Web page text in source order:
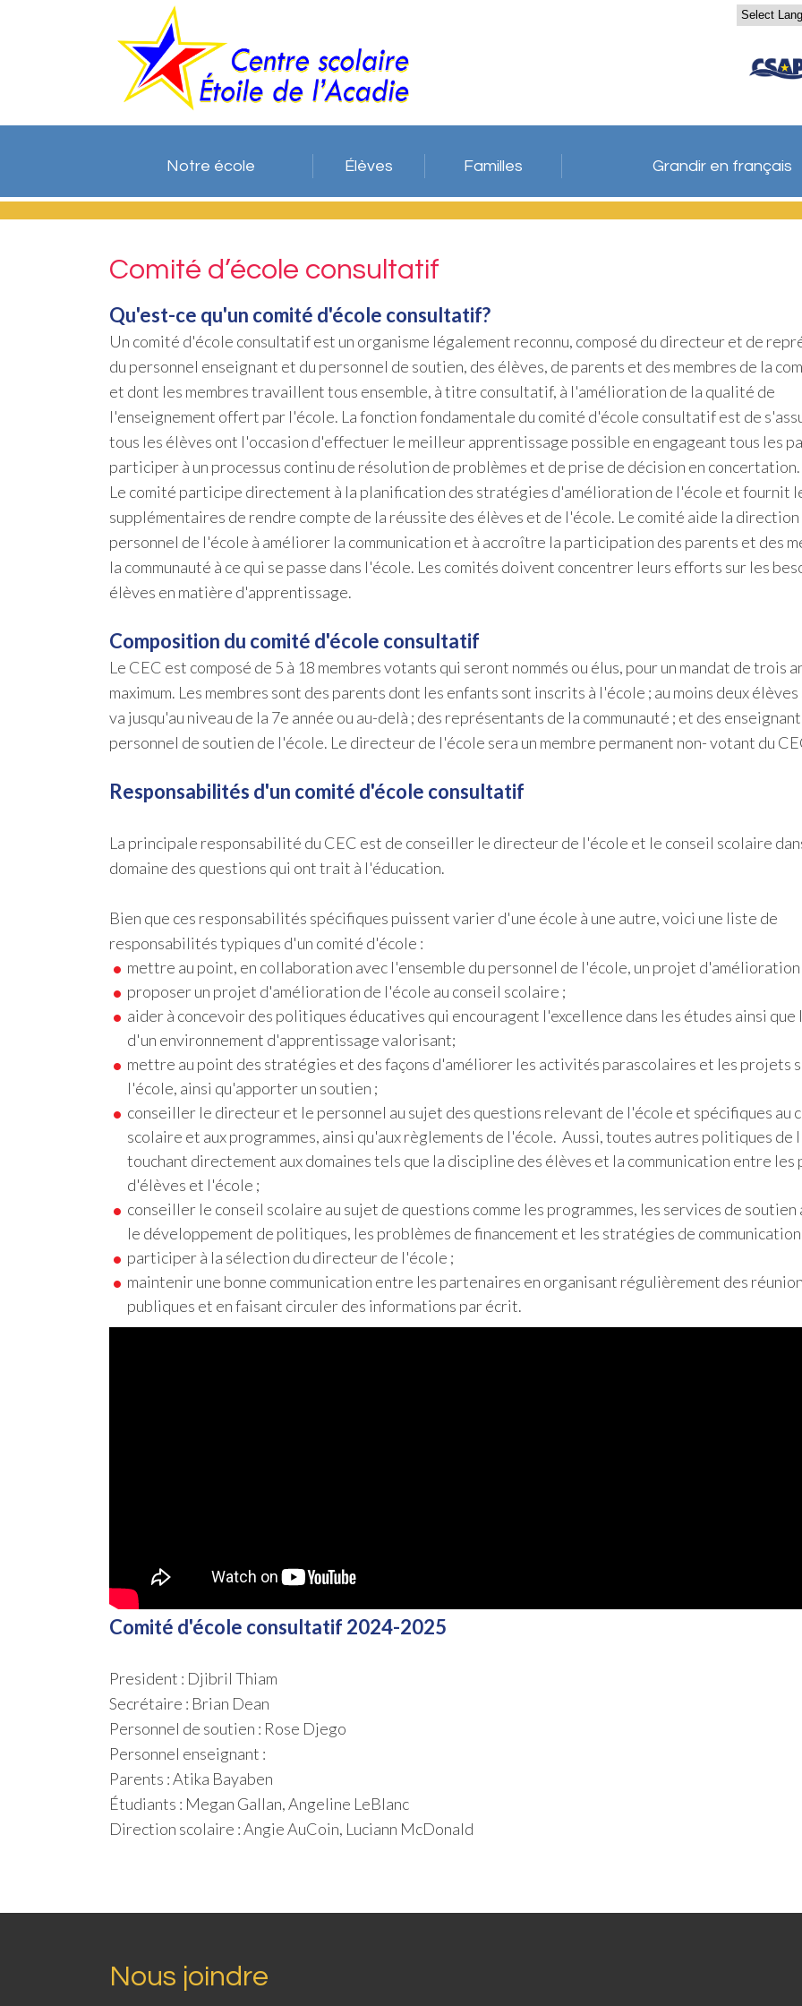
Notre école Élèves Familles Grandir en français
Comité d’école consultatif
Qu'est-ce qu'un comité d'école consultatif?
Un comité d'école consultatif est un organisme légalement reconnu, composé du directeur et de
du personnel enseignant et du personnel de soutien, des élèves, de parents et des membres de la
et dont les membres travaillent tous ensemble, à titre consultatif, à l'amélioration de la qualité de
l'enseignement offert par l'école. La fonction fondamentale du comité d'école consultatif est de
tous les élèves ont l'occasion d'effectuer le meilleur apprentissage possible en engageant tous les
participer à un processus continu de résolution de problèmes et de prise de décision en concertation.
Le comité participe directement à la planification des stratégies d'amélioration de l'école et fournit
supplémentaires de rendre compte de la réussite des élèves et de l'école. Le comité aide la
personnel de l'école à améliorer la communication et à accroître la participation des parents et des
la communauté à ce qui se passe dans l'école. Les comités doivent concentrer leurs efforts sur les
élèves en matière d'apprentissage.
Composition du comité d'école consultatif
Le CEC est composé de 5 à 18 membres votants qui seront nommés ou élus, pour un mandat de trois
maximum. Les membres sont des parents dont les enfants sont inscrits à l'école ; au moins deux
va jusqu'au niveau de la 7e année ou au-delà ; des représentants de la communauté ; et des
personnel de soutien de l'école. Le directeur de l'école sera un membre permanent non- votant du
Responsabilités d'un comité d'école consultatif
La principale responsabilité du CEC est de conseiller le directeur de l'école et le conseil scolaire
domaine des questions qui ont trait à l'éducation.
Bien que ces responsabilités spécifiques puissent varier d'une école à une autre, voici une liste de
responsabilités typiques d'un comité d'école :
mettre au point, en collaboration avec l'ensemble du personnel de l'école, un projet
proposer un projet d'amélioration de l'école au conseil scolaire ;
aider à concevoir des politiques éducatives qui encouragent l'excellence dans les études ainsi que
d'un environnement d'apprentissage valorisant;
mettre au point des stratégies et des façons d'améliorer les activités parascolaires et les projets
l'école, ainsi qu'apporter un soutien ;
conseiller le directeur et le personnel au sujet des questions relevant de l'école et spécifiques au
scolaire et aux programmes, ainsi qu'aux règlements de l'école. Aussi, toutes autres politiques de
touchant directement aux domaines tels que la discipline des élèves et la communication entre les
d'élèves et l'école ;
conseiller le conseil scolaire au sujet de questions comme les programmes, les services de soutien
le développement de politiques, les problèmes de financement et les stratégies de communication
participer à la sélection du directeur de l'école ;
maintenir une bonne communication entre les partenaires en organisant régulièrement des
publiques et en faisant circuler des informations par écrit.
Comité d'école consultatif 2024-2025
President : Djibril Thiam
Secrétaire : Brian Dean
Personnel de soutien : Rose Djego
Personnel enseignant :
Parents : Atika Bayaben
Étudiants : Megan Gallan, Angeline LeBlanc
Direction scolaire : Angie AuCoin, Luciann McDonald
Nous joindre